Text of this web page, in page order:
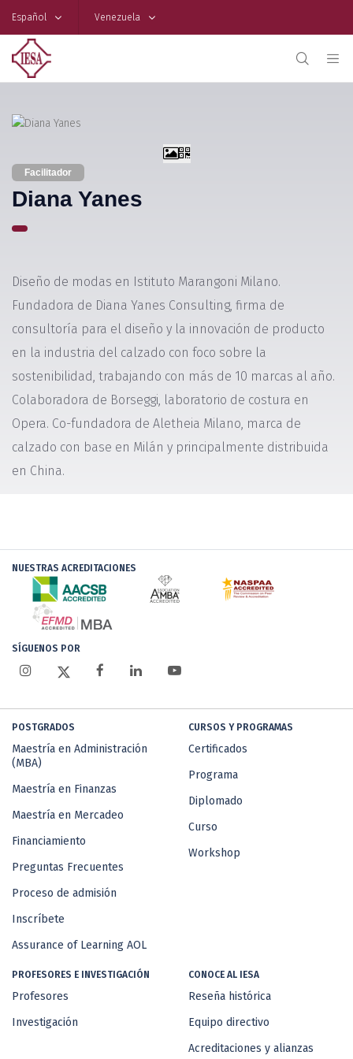
Español Venezuela
Facilitador
Diana Yanes
Diseño de modas en Istituto Marangoni Milano.
Fundadora de Diana Yanes Consulting, firma de
consultoría para el diseño y la innovación de producto
en la industria del calzado con foco sobre la
sostenibilidad, trabajando con más de 10 marcas al año.
Colaboradora de Borseggi, laboratorio de costura en
Opera. Co-fundadora de Aletheia Milano, marca de
calzado con base en Milán y principalmente distribuida
en China.
NUESTRAS ACREDITACIONES
SÍGUENOS POR
POSTGRADOS
Maestría en Administración
(MBA)
Maestría en Finanzas
Maestría en Mercadeo
Financiamiento
Preguntas Frecuentes
Proceso de admisión
Inscríbete
Assurance of Learning AOL
CURSOS Y PROGRAMAS
Certificados
Programa
Diplomado
Curso
Workshop
PROFESORES E INVESTIGACIÓN
Profesores
Investigación
CONOCE AL IESA
Reseña histórica
Equipo directivo
Acreditaciones y alianzas